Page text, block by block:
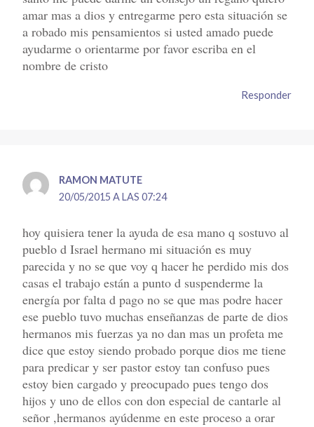
amar mas a dios y entregarme pero esta situación se
a robado mis pensamientos si usted amado puede
ayudarme o orientarme por favor escriba en el
nombre de cristo
Responder
RAMON MATUTE
20/05/2015 A LAS 07:24
hoy quisiera tener la ayuda de esa mano q sostuvo al
pueblo d Israel hermano mi situación es muy
parecida y no se que voy q hacer he perdido mis dos
casas el trabajo están a punto d suspenderme la
energía por falta d pago no se que mas podre hacer
ese pueblo tuvo muchas enseñanzas de parte de dios
hermanos mis fuerzas ya no dan mas un profeta me
dice que estoy siendo probado porque dios me tiene
para predicar y ser pastor estoy tan confuso pues
estoy bien cargado y preocupado pues tengo dos
hijos y uno de ellos con don especial de cantarle al
señor ,hermanos ayúdenme en este proceso a orar